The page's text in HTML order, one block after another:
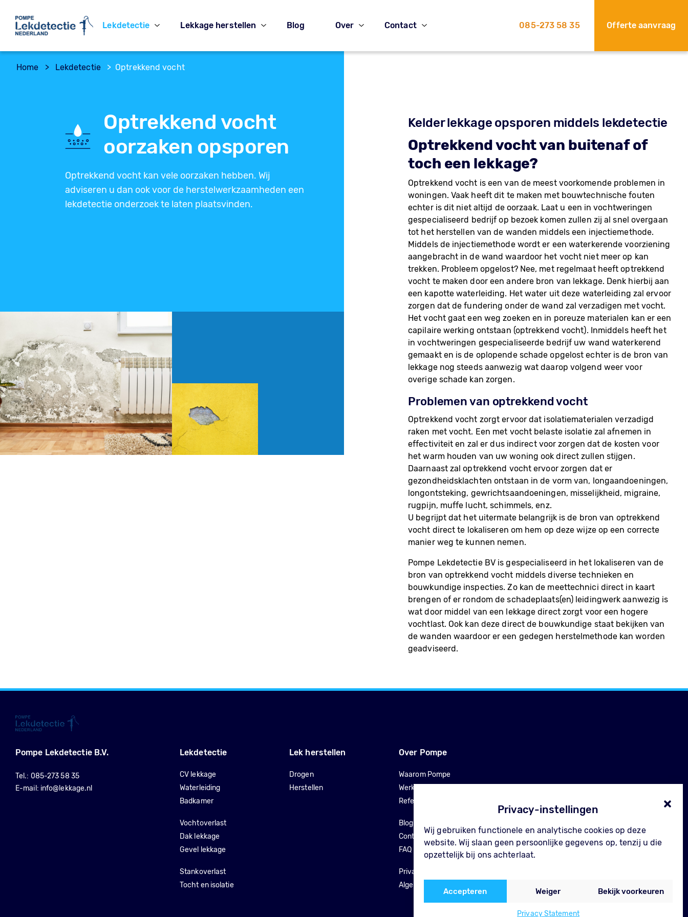
Privacy-instellingen
Wij gebruiken functionele en analytische cookies op deze
website. Wij slaan geen persoonlijke gegevens op, tenzij u die
opzettelijk bij ons achterlaat.
Accepteren Weiger Bekijk voorkeuren
Privacy Statement
Lekdetectie Lekkage herstellen Blog Over Contact 085-273 58 35 Offerte aanvraag
Home > Lekdetectie > Optrekkend vocht
Optrekkend vocht
oorzaken opsporen
Optrekkend vocht kan vele oorzaken hebben. Wij
adviseren u dan ook voor de herstelwerkzaamheden een
lekdetectie onderzoek te laten plaatsvinden.
Kelder lekkage opsporen middels lekdetectie
Optrekkend vocht van buitenaf of
toch een lekkage?
Optrekkend vocht is een van de meest voorkomende problemen in
woningen. Vaak heeft dit te maken met bouwtechnische fouten
echter is dit niet altijd de oorzaak. Laat u een in vochtweringen
gespecialiseerd bedrijf op bezoek komen zullen zij al snel overgaan
tot het herstellen van de wanden middels een injectiemethode.
Middels de injectiemethode wordt er een waterkerende voorziening
aangebracht in de wand waardoor het vocht niet meer op kan
trekken. Probleem opgelost? Nee, met regelmaat heeft optrekkend
vocht te maken door een andere bron van lekkage. Denk hierbij aan
een kapotte waterleiding. Het water uit deze waterleiding zal ervoor
zorgen dat de fundering onder de wand zal verzadigen met vocht.
Het vocht gaat een weg zoeken en in poreuze materialen kan er een
capilaire werking ontstaan (optrekkend vocht). Inmiddels heeft het
in vochtweringen gespecialiseerde bedrijf uw wand waterkerend
gemaakt en is de oplopende schade opgelost echter is de bron van
lekkage nog steeds aanwezig wat daarop volgend weer voor
overige schade kan zorgen.
Problemen van optrekkend vocht
Optrekkend vocht zorgt ervoor dat isolatiematerialen verzadigd
raken met vocht. Een met vocht belaste isolatie zal afnemen in
effectiviteit en zal er dus indirect voor zorgen dat de kosten voor
het warm houden van uw woning ook direct zullen stijgen.
Daarnaast zal optrekkend vocht ervoor zorgen dat er
gezondheidsklachten ontstaan in de vorm van, longaandoeningen,
longontsteking, gewrichtsaandoeningen, misselijkheid, migraine,
rugpijn, muffe lucht, schimmels, enz.
U begrijpt dat het uitermate belangrijk is de bron van optrekkend
vocht direct te lokaliseren om hem op deze wijze op een correcte
manier weg te kunnen nemen.
Pompe Lekdetectie BV is gespecialiseerd in het lokaliseren van de
bron van optrekkend vocht middels diverse technieken en
bouwkundige inspecties. Zo kan de meettechnici direct in kaart
brengen of er rondom de schadeplaats(en) leidingwerk aanwezig is
wat door middel van een lekkage direct zorgt voor een hogere
vochtlast. Ook kan deze direct de bouwkundige staat bekijken van
de wanden waardoor er een gedegen herstelmethode kan worden
geadviseerd.
Pompe Lekdetectie B.V.
Tel.: 085-273 58 35
E-mail: info@lekkage.nl
Lekdetectie
CV lekkage
Waterleiding
Badkamer
Vochtoverlast
Dak lekkage
Gevel lekkage
Stankoverlast
Tocht en isolatie
Lek herstellen
Drogen
Herstellen
Over Pompe
Waarom Pompe
Werkwijze
Referenties
Blog
Contact
FAQ
Privacy Policy
Algemene voorwaarden